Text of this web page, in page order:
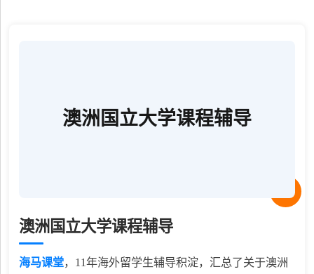
澳洲国立大学课程辅导
澳洲国立大学课程辅导
海马课堂， 11年海外留学生辅导积淀，汇总了关于澳洲